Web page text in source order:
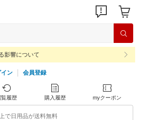
影響について
イン 会員登録
覧履歴 購入履歴 myクーポン
で日用品が送料無料